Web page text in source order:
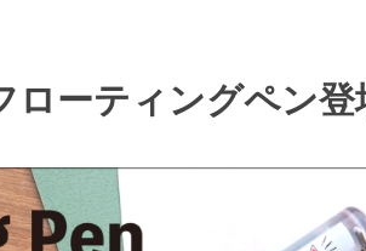
ローティングペン登